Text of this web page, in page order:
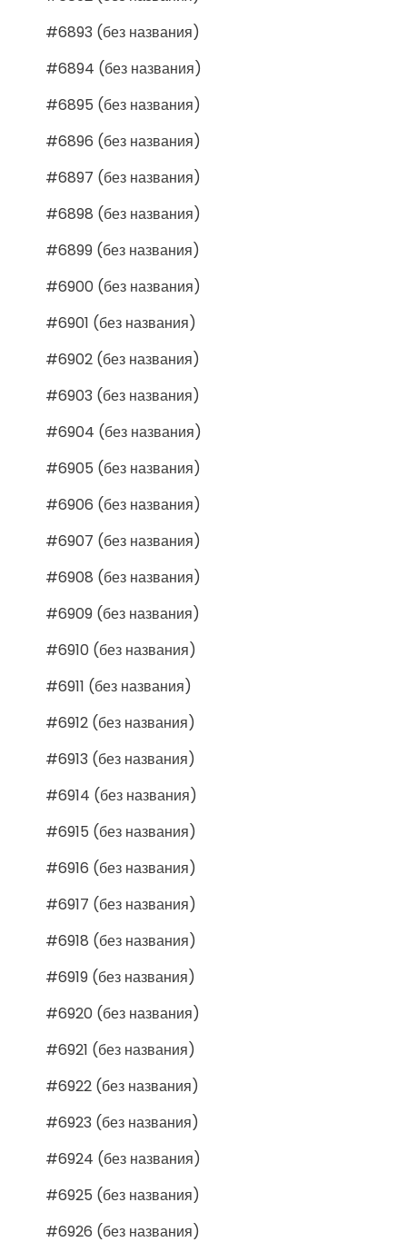
#6893 (без названия)
#6894 (без названия)
#6895 (без названия)
#6896 (без названия)
#6897 (без названия)
#6898 (без названия)
#6899 (без названия)
#6900 (без названия)
#6901 (без названия)
#6902 (без названия)
#6903 (без названия)
#6904 (без названия)
#6905 (без названия)
#6906 (без названия)
#6907 (без названия)
#6908 (без названия)
#6909 (без названия)
#6910 (без названия)
#6911 (без названия)
#6912 (без названия)
#6913 (без названия)
#6914 (без названия)
#6915 (без названия)
#6916 (без названия)
#6917 (без названия)
#6918 (без названия)
#6919 (без названия)
#6920 (без названия)
#6921 (без названия)
#6922 (без названия)
#6923 (без названия)
#6924 (без названия)
#6925 (без названия)
#6926 (без названия)